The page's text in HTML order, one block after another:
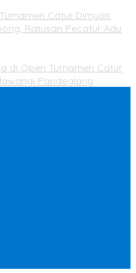
Catur Dimyati
Ratusan Pecatur Adu
di Open Turnamen Catur
Pandeglang